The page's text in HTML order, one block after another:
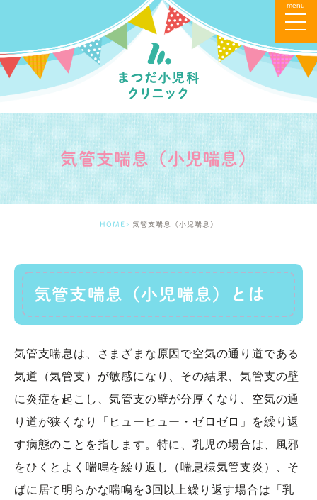
気管支喘息（小児喘息）
HOME 気管支喘息（小児喘息）
気管支喘息（小児喘息）とは
気管支喘息は、さまざまな原因で空気の通り道である
気道（気管支）が敏感になり、その結果、気管支の壁
に炎症を起こし、気管支の壁が分厚くなり、空気の通
り道が狭くなり「ヒューヒュー・ゼロゼロ」を繰り返
す病態のことを指します。特に、乳児の場合は、風邪
をひくとよく喘鳴を繰り返し（喘息様気管支炎）、そ
ばに居て明らかな喘鳴を3回以上繰り返す場合は「乳